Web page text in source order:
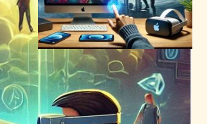
新登場「Surreal Touch」、
Vision Proのゲーム体験を革
新
VR/ARニュース
2024年7月3日20:49